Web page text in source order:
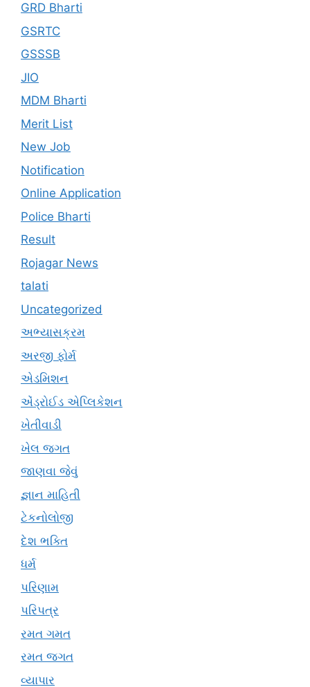
GRD Bharti
GSRTC
GSSSB
JIO
MDM Bharti
Merit List
New Job
Notification
Online Application
Police Bharti
Result
Rojagar News
talati
Uncategorized
અભ્યાસક્રમ
અરજી ફોર્મ
એડમિશન
એંડ્રોઈડ એપ્લિકેશન
ખેતીવાડી
ખેલ જગત
જાણવા જેવું
જ્ઞાન માહિતી
ટેકનોલોજી
દેશ ભક્તિ
ધર્મ
પરિણામ
પરિપત્ર
રમત ગમત
રમત જગત
વ્યાપાર